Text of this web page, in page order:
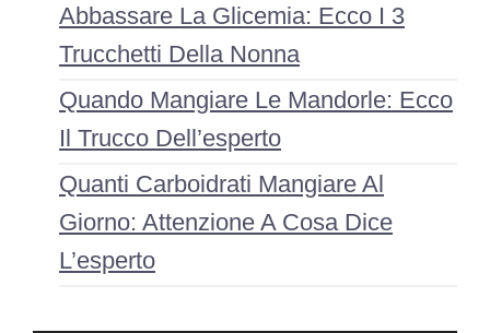
Abbassare La Glicemia: Ecco I 3
Trucchetti Della Nonna
Quando Mangiare Le Mandorle: Ecco
Il Trucco Dell’esperto
Quanti Carboidrati Mangiare Al
Giorno: Attenzione A Cosa Dice
L’esperto